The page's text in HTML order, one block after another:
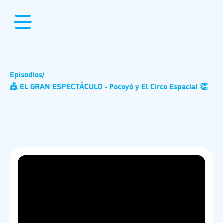
Episodios/
🎪 EL GRAN ESPECTÁCULO - Pocoyó y El Circo Espacial 👏